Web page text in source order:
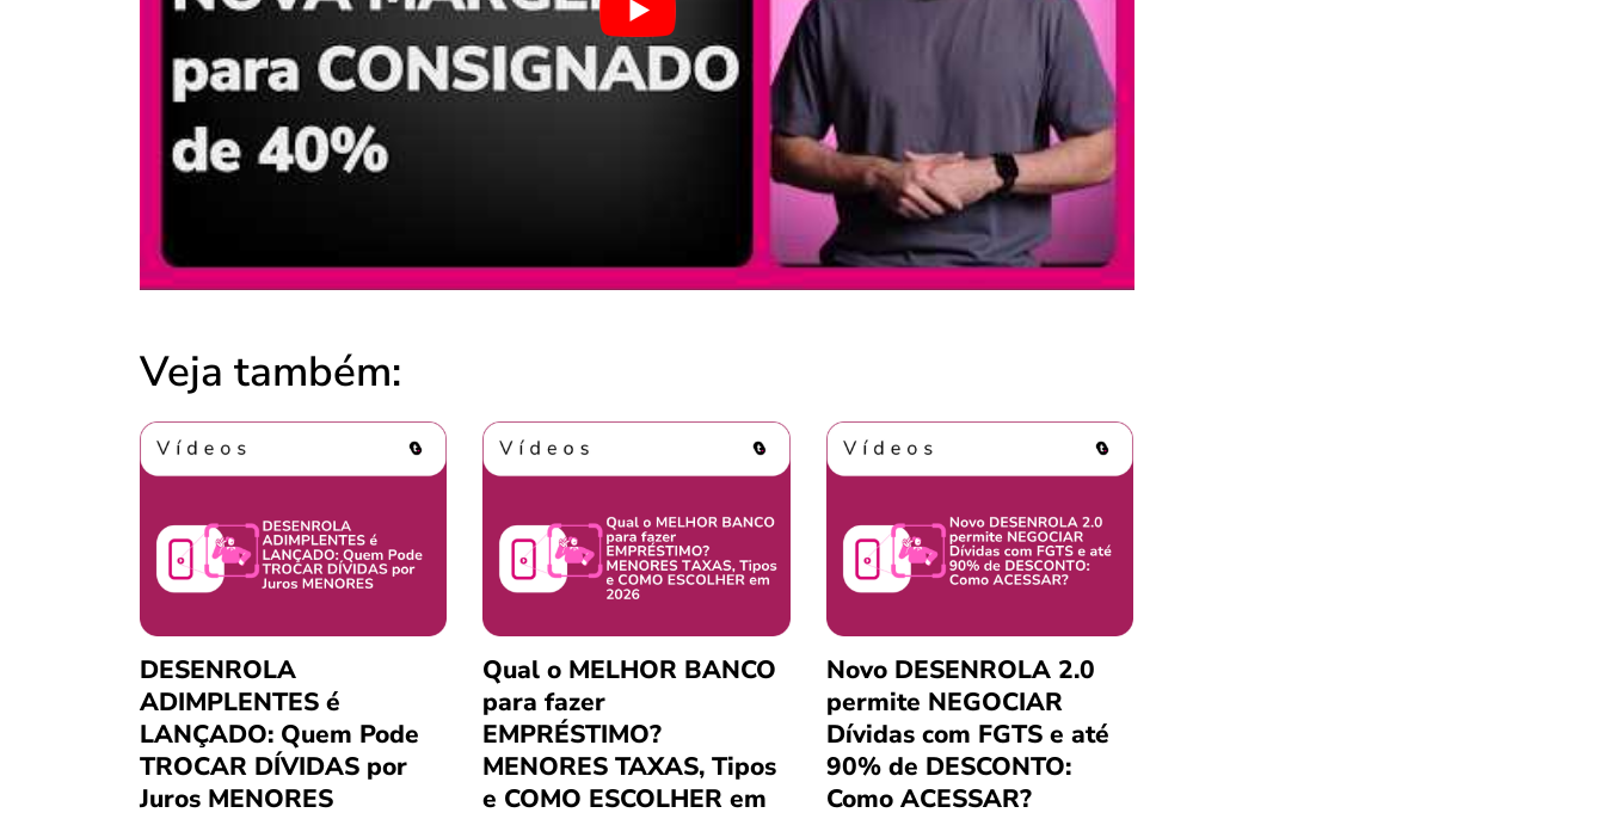
Veja também:
DESENROLA
ADIMPLENTES é
LANÇADO: Quem Pode
TROCAR DÍVIDAS por
Juros MENORES
Qual o MELHOR BANCO
para fazer
EMPRÉSTIMO?
MENORES TAXAS, Tipos
e COMO ESCOLHER em
Novo DESENROLA 2.0
permite NEGOCIAR
Dívidas com FGTS e até
90% de DESCONTO:
Como ACESSAR?